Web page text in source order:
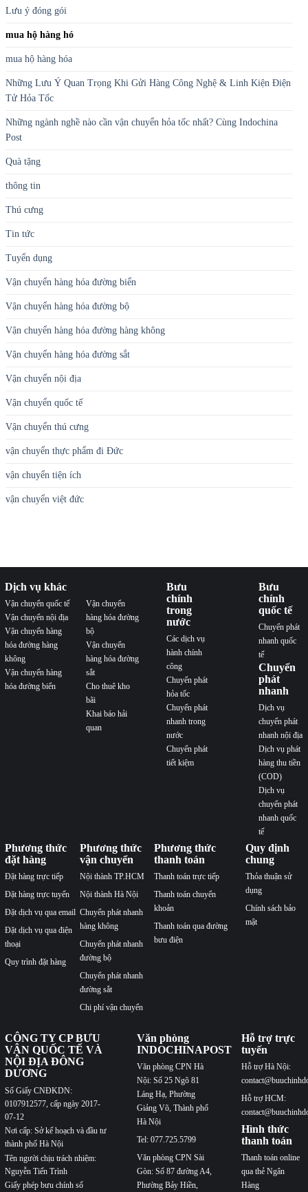
Lưu ý đóng gói
mua hộ hàng hó
mua hộ hàng hóa
Những Lưu Ý Quan Trọng Khi Gửi Hàng Công Nghệ & Linh Kiện Điện
Tử Hỏa Tốc
Những ngành nghề nào cần vận chuyển hỏa tốc nhất? Cùng Indochina
Post
Quà tặng
thông tin
Thú cưng
Tin tức
Tuyển dụng
Vận chuyển hàng hóa đường biển
Vận chuyển hàng hóa đường bộ
Vận chuyển hàng hóa đường hàng không
Vận chuyển hàng hóa đường sắt
Vận chuyển nội địa
Vận chuyển quốc tế
Vận chuyển thú cưng
vận chuyển thực phẩm đi Đức
vận chuyển tiện ích
vận chuyển việt đức
Dịch vụ khác
Vận chuyển quốc tế
Vận chuyển nội địa
Vận chuyển hàng
hóa đường hàng
không
Vận chuyển hàng
hóa đường biển
Vận chuyển
hàng hóa đường
bộ
Vận chuyển
hàng hóa đường
sắt
Cho thuê kho
bãi
Khai báo hải
quan
Bưu
chính
trong
nước
Các dịch vụ
hành chính
công
Chuyển phát
hỏa tốc
Chuyển phát
nhanh trong
nước
Chuyển phát
tiết kiệm
Bưu
chính
quốc tế
Chuyển phát
nhanh quốc
tế
Chuyển
phát
nhanh
Dịch vụ
chuyển phát
nhanh nội địa
Dịch vụ phát
hàng thu tiền
(COD)
Dịch vụ
chuyển phát
nhanh quốc
tế
Phương thức
đặt hàng
Đặt hàng trực tiếp
Đặt hàng trực tuyến
Đặt dịch vụ qua email
Đặt dịch vụ qua điện
thoại
Quy trình đặt hàng
Phương thức
vận chuyển
Nội thành TP.HCM
Nội thành Hà Nội
Chuyển phát nhanh
hàng không
Chuyển phát nhanh
đường bộ
Chuyển phát nhanh
đường sắt
Chi phí vận chuyển
Phương thức
thanh toán
Thanh toán trực tiếp
Thanh toán chuyển
khoản
Thanh toán qua đường
bưu điện
Quy định
chung
Thỏa thuận sử
dụng
Chính sách bảo
mật
CÔNG TY CP BƯU
VẬN QUỐC TẾ VÀ
NỘI ĐỊA ĐÔNG
DƯƠNG
Số Giấy CNĐKDN:
0107912577, cấp ngày 2017-
07-12
Nơi cấp: Sở kế hoạch và đầu tư
thành phố Hà Nội
Tên người chịu trách nhiệm:
Nguyễn Tiến Trình
Giấy phép bưu chính số
Văn phòng
INDOCHINAPOST
Văn phòng CPN Hà
Nội: Số 25 Ngõ 81
Láng Hạ, Phường
Giảng Võ, Thành phố
Hà Nội
Tel: 077.725.5799
Văn phòng CPN Sài
Gòn: Số 87 đường A4,
Phường Bảy Hiền,
Hỗ trợ trực
tuyến
Hỗ trợ Hà Nội:
Hỗ trợ HCM:
Hình thức
thanh toán
Thanh toán online
qua thẻ Ngân
Hàng